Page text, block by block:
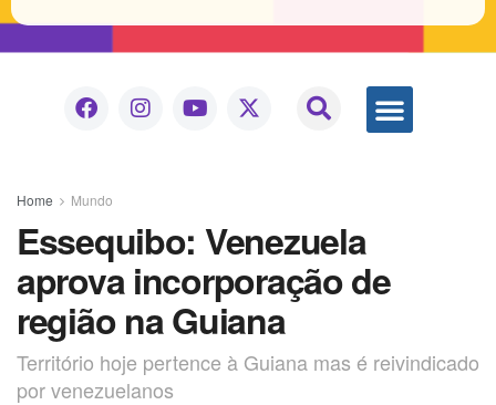
Home Mundo
Essequibo: Venezuela
aprova incorporação de
região na Guiana
Território hoje pertence à Guiana mas é reivindicado
por venezuelanos